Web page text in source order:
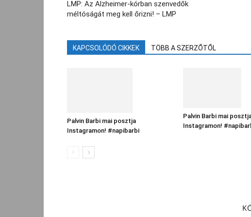
LMP: Az Alzheimer-kórban szenvedők
méltóságát meg kell őrizni! – LMP
KAPCSOLÓDÓ CIKKEK TÖBB A SZERZŐTŐL
Palvin Barbi mai posztja
Instagramon! #napibarbi
Palvin Barbi mai
Instagramon!